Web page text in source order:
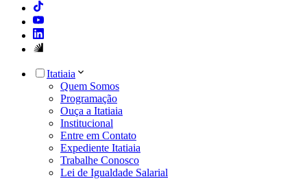
Itatiaia
Quem Somos
Programação
Ouça a Itatiaia
Institucional
Entre em Contato
Expediente Itatiaia
Trabalhe Conosco
Lei de Igualdade Salarial